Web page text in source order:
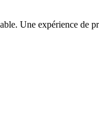
Une expérience de